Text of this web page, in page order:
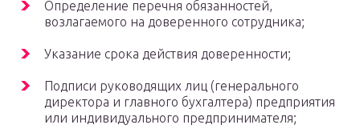
Определение перечня обязанностей,
возлагаемого на доверенного сотрудника;
Указание срока действия доверенности;
Подписи руководящих лиц (генерального
директора и главного бухгалтера) предприятия
или индивидуального предпринимателя;